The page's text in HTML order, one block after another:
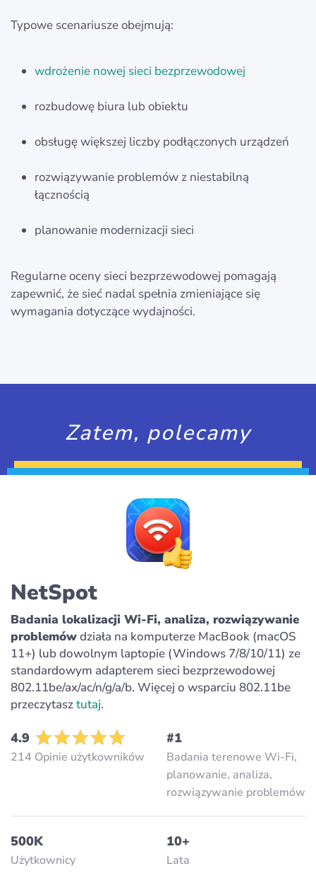
Typowe scenariusze obejmują:
wdrożenie nowej sieci bezprzewodowej
rozbudowę biura lub obiektu
obsługę większej liczby podłączonych urządzeń
rozwiązywanie problemów z niestabilną
łącznością
planowanie modernizacji sieci
Regularne oceny sieci bezprzewodowej pomagają
zapewnić, że sieć nadal spełnia zmieniające się
wymagania dotyczące wydajności.
Zatem, polecamy
NetSpot
Badania lokalizacji Wi-Fi, analiza, rozwiązywanie
problemówdziała na komputerze MacBook (macOS
11+) lub dowolnym laptopie (Windows 7/8/10/11) ze
standardowym adapterem sieci bezprzewodowej
802.11be/ax/ac/n/g/a/b. Więcej o wsparciu 802.11be
przeczytasztutaj.
4.9
214 Opinie użytkowników
#1
Badania terenowe Wi-Fi,
planowanie, analiza,
rozwiązywanie problemów
500K
Użytkownicy
10+
Lata